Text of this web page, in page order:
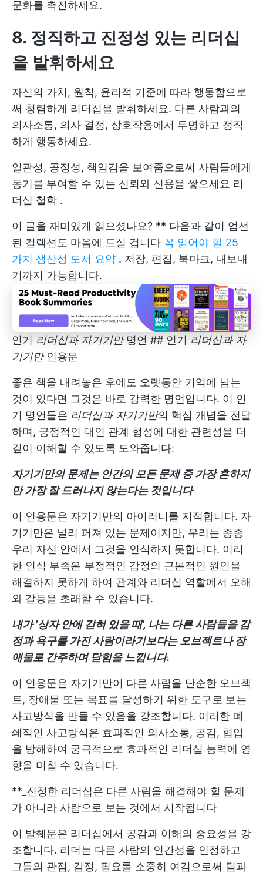
문화를 촉진하세요.
8. 정직하고 진정성 있는 리더십
을 발휘하세요
자신의 가치, 원칙, 윤리적 기준에 따라 행동함으로
써 청렴하게 리더십을 발휘하세요. 다른 사람과의
의사소통, 의사 결정, 상호작용에서 투명하고 정직
하게 행동하세요.
일관성, 공정성, 책임감을 보여줌으로써 사람들에게
동기를 부여할 수 있는 신뢰와 신용을 쌓으세요 리
더십 철학 .
이 글을 재미있게 읽으셨나요? ** 다음과 같이 엄선
된 컬렉션도 마음에 드실 겁니다 꼭 읽어야 할 25
가지 생산성 도서 요약 . 저장, 편집, 북마크, 내보내
기까지 가능합니다.
인기 리더십과 자기기만명언 ## 인기 리더십과 자
기기만인용문
좋은 책을 내려놓은 후에도 오랫동안 기억에 남는
것이 있다면 그것은 바로 강력한 명언입니다. 이 인
기 명언들은 리더십과 자기기만의 핵심 개념을 전달
하며, 긍정적인 대인 관계 형성에 대한 관련성을 더
깊이 이해할 수 있도록 도와줍니다:
자기기만의 문제는 인간의 모든 문제 중 가장 흔하지
만 가장 잘 드러나지 않는다는 것입니다
이 인용문은 자기기만의 아이러니를 지적합니다. 자
기기만은 널리 퍼져 있는 문제이지만, 우리는 종종
우리 자신 안에서 그것을 인식하지 못합니다. 이러
한 인식 부족은 부정적인 감정의 근본적인 원인을
해결하지 못하게 하여 관계와 리더십 역할에서 오해
와 갈등을 초래할 수 있습니다.
내가 '상자 안에 갇혀 있을 때', 나는 다른 사람들을 감
정과 욕구를 가진 사람이라기보다는 오브젝트나 장
애물로 간주하며 닫힘을 느낍니다.
이 인용문은 자기기만이 다른 사람을 단순한 오브젝
트, 장애물 또는 목표를 달성하기 위한 도구로 보는
사고방식을 만들 수 있음을 강조합니다. 이러한 폐
쇄적인 사고방식은 효과적인 의사소통, 공감, 협업
을 방해하여 궁극적으로 효과적인 리더십 능력에 영
향을 미칠 수 있습니다.
**_진정한 리더십은 다른 사람을 해결해야 할 문제
가 아니라 사람으로 보는 것에서 시작됩니다
이 발췌문은 리더십에서 공감과 이해의 중요성을 강
조합니다. 리더는 다른 사람의 인간성을 인정하고
그들의 관점, 감정, 필요를 소중히 여김으로써 팀과